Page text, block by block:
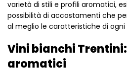
varietà di stili e profili aromatici,
possibilità di accostamenti che
al meglio le caratteristiche di ogni
Vini bianchi
aromatici